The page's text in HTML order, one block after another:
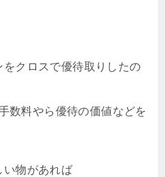
クロスで優待取りしたの
数料やら優待の価値などを
い物があれば